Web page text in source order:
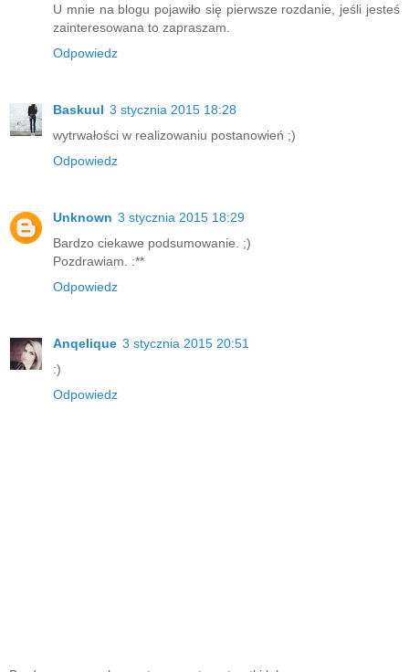
U mnie na blogu pojawiło się pierwsze rozdanie, jeśli jesteś
zainteresowana to zapraszam.
Odpowiedz
Baskuul 3 stycznia 2015 18:28
wytrwałości w realizowaniu postanowień ;)
Odpowiedz
Unknown 3 stycznia 2015 18:29
Bardzo ciekawe podsumowanie. ;)
Pozdrawiam. :**
Odpowiedz
Anqelique 3 stycznia 2015 20:51
:)
Odpowiedz